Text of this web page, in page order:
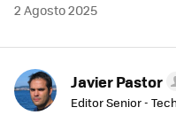
2 Agosto 2025
Javier Pastor
Editor Senior -